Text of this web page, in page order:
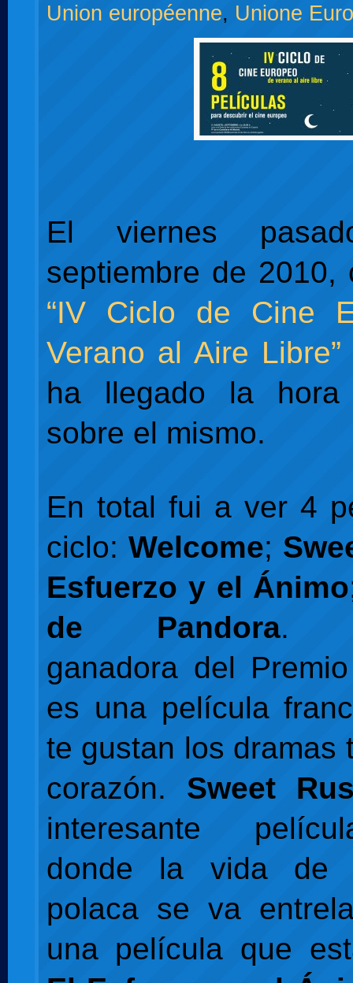
Union européenne, Unione
El viernes
septiembre de 2010,
“IV Ciclo de Cine
Verano al Aire Libre”
ha llegado la
sobre el mismo.
En total fui a ver 4
ciclo:Welcome;
Esfuerzo y el Ánimo
de Pandora
ganadora del
es una película
te gustan los dramas
corazón. Sweet
interesante
donde la vida de
polaca se va
una película que